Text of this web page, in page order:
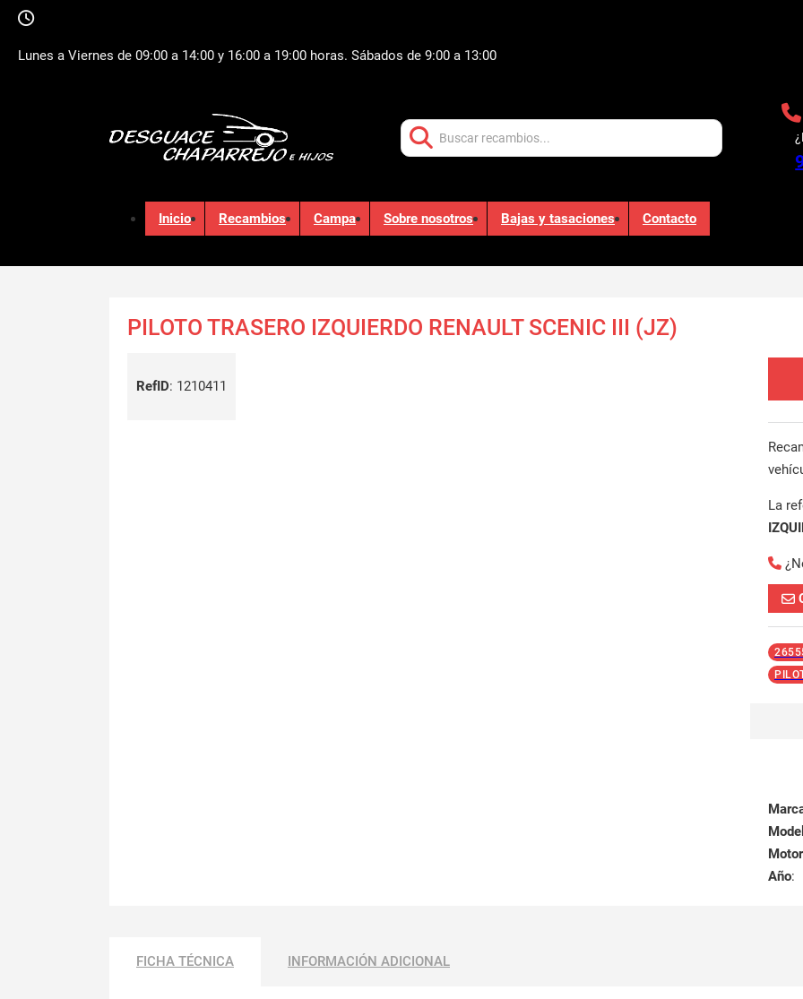
Lunes a Viernes de 09:00 a 14:00 y 16:00 a 19:00 horas. Sábados de 9:00 a 13:00
Inicio Recambios Campa Sobre nosotros Bajas y tasaciones Contacto
PILOTO TRASERO IZQUIERDO RENAULT SCENIC III (JZ)
RefID: 1210411
La
Motor
Año:
FICHA TÉCNICA INFORMACIÓN ADICIONAL